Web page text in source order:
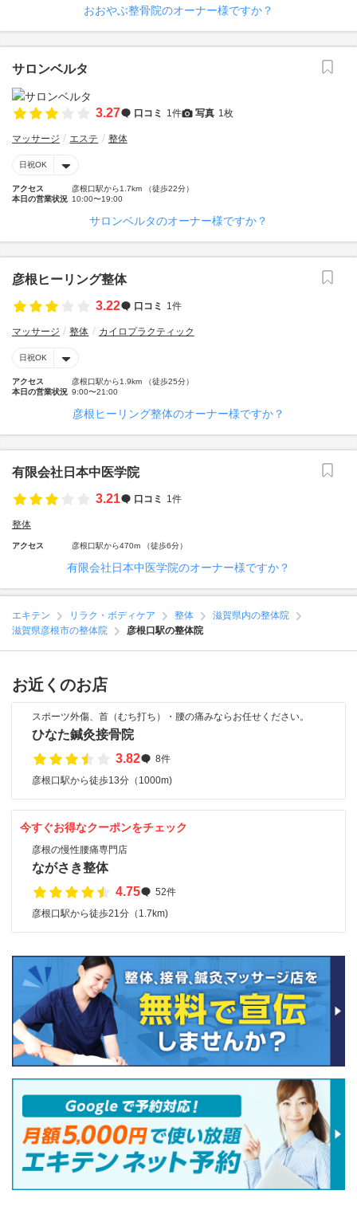
おおやぶ整骨院のオーナー様ですか？
サロンベルタ
3.27 口コミ 1件 写真 1枚
マッサージ エステ 整体
日祝OK
アクセス
彦根口駅から1.7km （徒歩22分）
本日の営業状況 10:00〜19:00
サロンベルタのオーナー様ですか？
彦根ヒーリング整体
3.22
口コミ 1件
マッサージ 整体 カイロプラクティック
日祝OK
アクセス
彦根口駅から1.9km （徒歩25分）
本日の営業状況 9:00〜21:00
彦根ヒーリング整体のオーナー様ですか？
有限会社日本中医学院
3.21
口コミ 1件
整体
アクセス 彦根口駅から470m （徒歩6分）
有限会社日本中医学院のオーナー様ですか？
エキテン リラク・ボディケア 整体
滋賀県内の整体院
滋賀県彦根市の整体院
彦根口駅の整体院
お近くのお店
スポーツ外傷、首（むち打ち）・腰の痛みならお任せください。
ひなた鍼灸接骨院
3.82
8件
彦根口駅から徒歩13分（1000m)
今すぐお得なクーポンをチェック
彦根の慢性腰痛専門店
ながさき整体
4.75
52件
彦根口駅から徒歩21分（1.7km)